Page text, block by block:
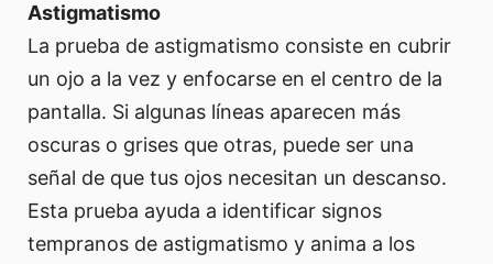
Astigmatismo
La prueba de astigmatismo consiste en cubrir
un ojo a la vez y enfocarse en el centro de la
pantalla. Si algunas líneas aparecen más
oscuras o grises que otras, puede ser una
señal de que tus ojos necesitan un descanso.
Esta prueba ayuda a identificar signos
tempranos de astigmatismo y anima a los